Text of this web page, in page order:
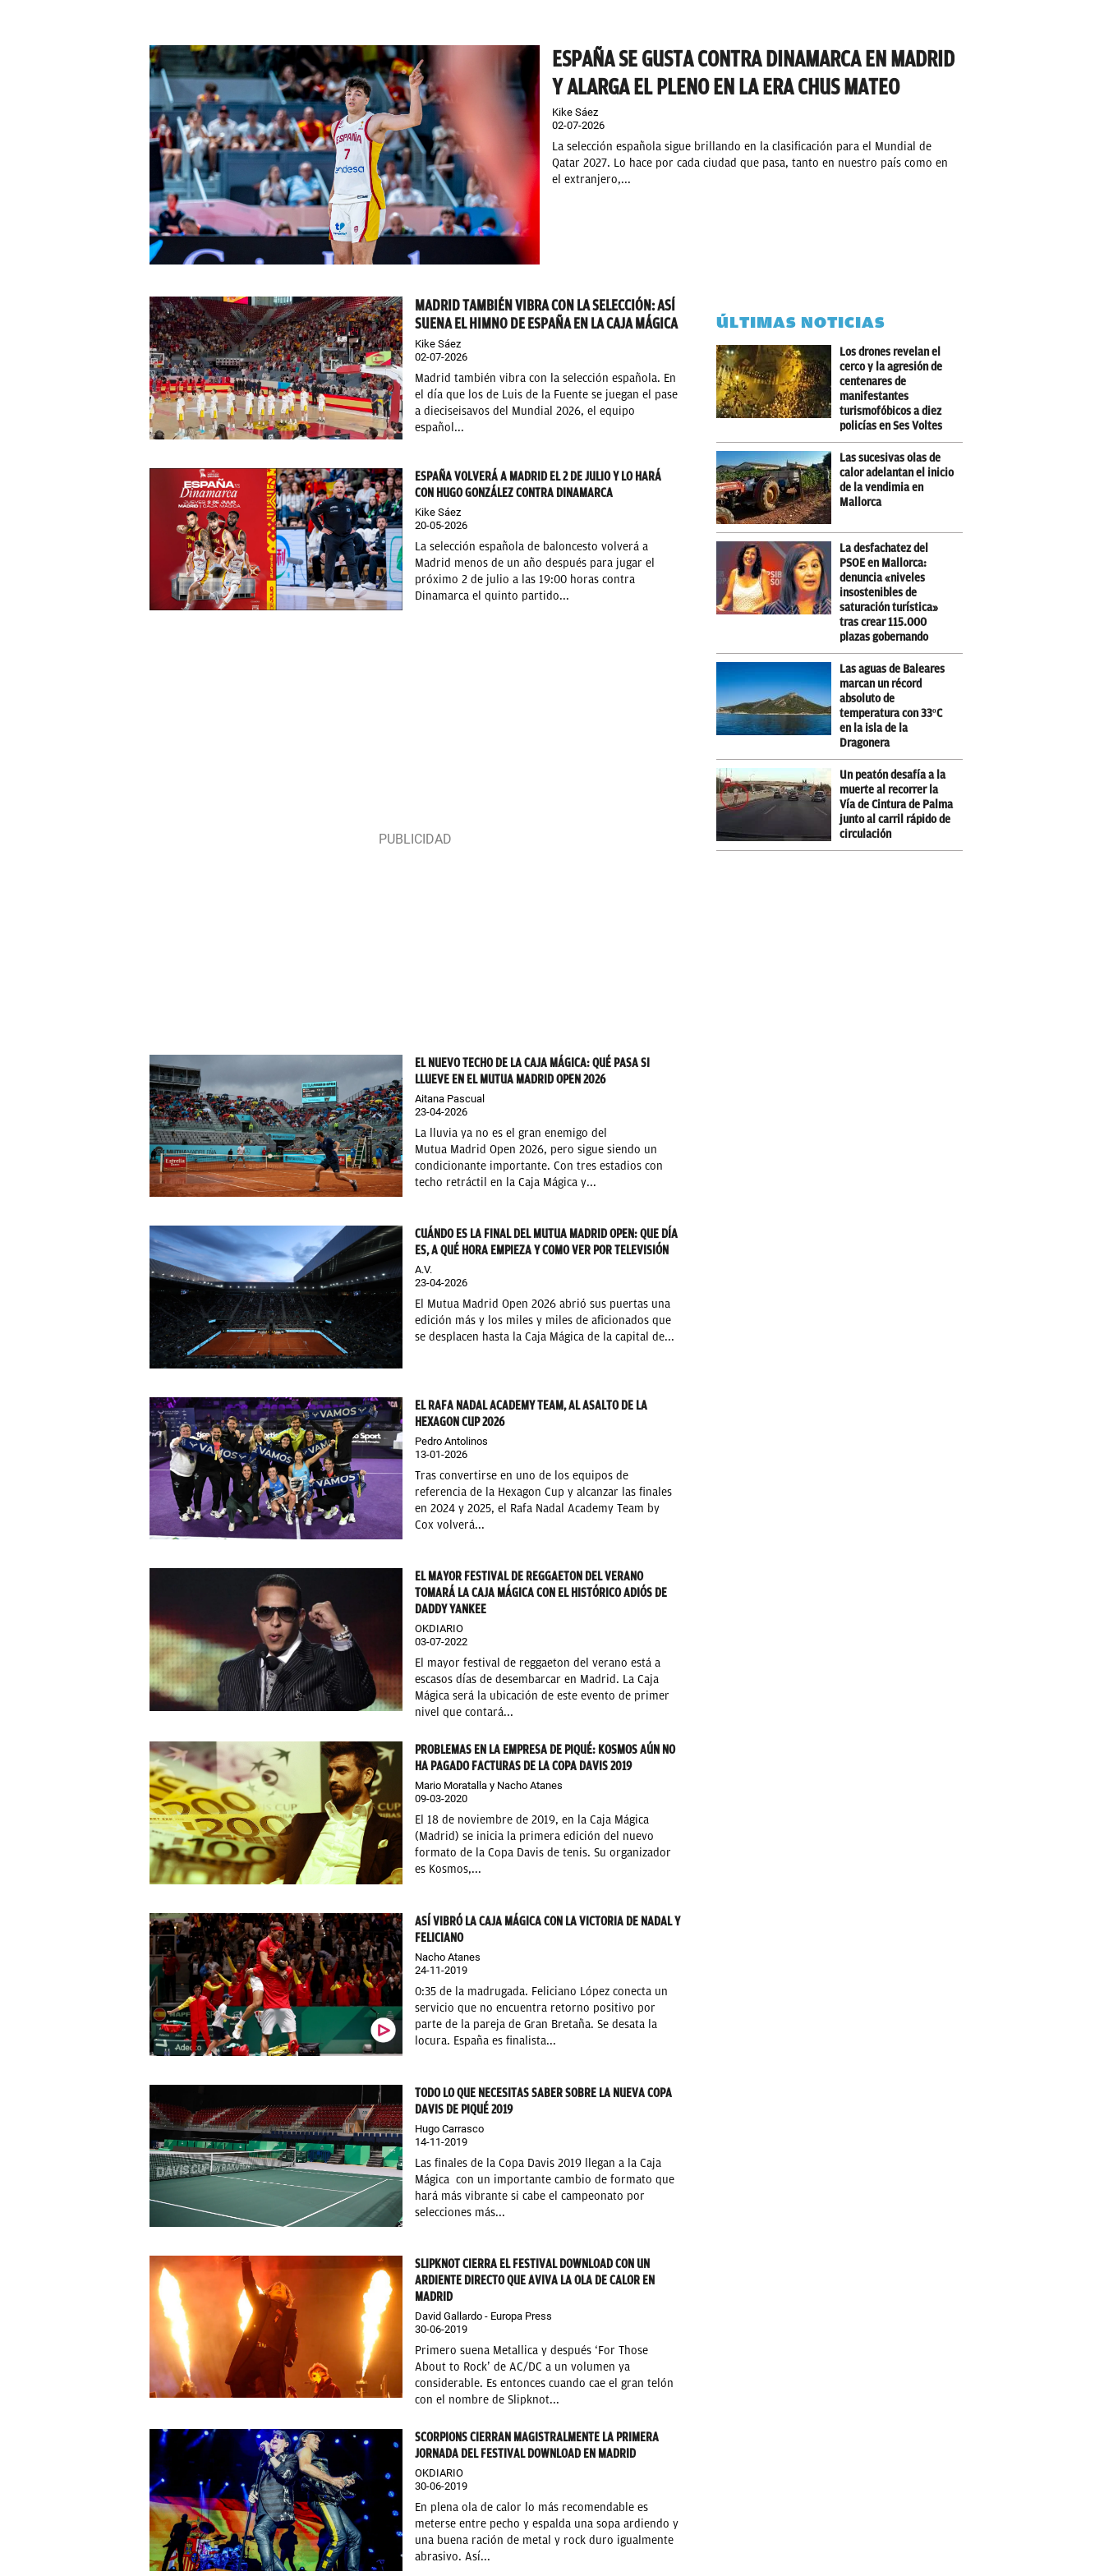
ESPAÑA SE GUSTA CONTRA DINAMARCA EN MADRID
Y ALARGA EL PLENO EN LA ERA CHUS MATEO
Kike Sáez
02-07-2026
La selección española sigue brillando en la clasificación para el Mundial de
Qatar 2027. Lo hace por cada ciudad que pasa, tanto en nuestro país como en
el extranjero,...
MADRID TAMBIÉN VIBRA CON LA SELECCIÓN: ASÍ
SUENA EL HIMNO DE ESPAÑA EN LA CAJA MÁGICA
Kike Sáez
02-07-2026
Madrid también vibra con la selección española. En
el día que los de Luis de la Fuente se juegan el pase
a dieciseisavos del Mundial 2026, el equipo
español...
ESPAÑA VOLVERÁ A MADRID EL 2 DE JULIO Y LO HARÁ
CON HUGO GONZÁLEZ CONTRA DINAMARCA
Kike Sáez
20-05-2026
La selección española de baloncesto volverá a
Madrid menos de un año después para jugar el
próximo 2 de julio a las 19:00 horas contra
Dinamarca el quinto partido...
EL NUEVO TECHO DE LA CAJA MÁGICA: QUÉ PASA SI
LLUEVE EN EL MUTUA MADRID OPEN 2026
Aitana Pascual
23-04-2026
La lluvia ya no es el gran enemigo del
Mutua Madrid Open 2026, pero sigue siendo un
condicionante importante. Con tres estadios con
techo retráctil en la Caja Mágica y...
CUÁNDO ES LA FINAL DEL MUTUA MADRID OPEN: QUE DÍA
ES, A QUÉ HORA EMPIEZA Y COMO VER POR TELEVISIÓN
A.V.
23-04-2026
El Mutua Madrid Open 2026 abrió sus puertas una
edición más y los miles y miles de aficionados que
se desplacen hasta la Caja Mágica de la capital de...
EL RAFA NADAL ACADEMY TEAM, AL ASALTO DE LA
HEXAGON CUP 2026
Pedro Antolinos
13-01-2026
Tras convertirse en uno de los equipos de
referencia de la Hexagon Cup y alcanzar las finales
en 2024 y 2025, el Rafa Nadal Academy Team by
Cox volverá...
EL MAYOR FESTIVAL DE REGGAETON DEL VERANO
TOMARÁ LA CAJA MÁGICA CON EL HISTÓRICO ADIÓS DE
DADDY YANKEE
OKDIARIO
03-07-2022
El mayor festival de reggaeton del verano está a
escasos días de desembarcar en Madrid. La Caja
Mágica será la ubicación de este evento de primer
nivel que contará...
PROBLEMAS EN LA EMPRESA DE PIQUÉ: KOSMOS AÚN NO
HA PAGADO FACTURAS DE LA COPA DAVIS 2019
Mario Moratalla y Nacho Atanes
09-03-2020
El 18 de noviembre de 2019, en la Caja Mágica
(Madrid) se inicia la primera edición del nuevo
formato de la Copa Davis de tenis. Su organizador
es Kosmos,...
ASÍ VIBRÓ LA CAJA MÁGICA CON LA VICTORIA DE NADAL Y
FELICIANO
Nacho Atanes
24-11-2019
0:35 de la madrugada. Feliciano López conecta un
servicio que no encuentra retorno positivo por
parte de la pareja de Gran Bretaña. Se desata la
locura. España es finalista...
TODO LO QUE NECESITAS SABER SOBRE LA NUEVA COPA
DAVIS DE PIQUÉ 2019
Hugo Carrasco
14-11-2019
Las finales de la Copa Davis 2019 llegan a la Caja
Mágica con un importante cambio de formato que
hará más vibrante si cabe el campeonato por
selecciones más...
SLIPKNOT CIERRA EL FESTIVAL DOWNLOAD CON UN
ARDIENTE DIRECTO QUE AVIVA LA OLA DE CALOR EN
MADRID
David Gallardo - Europa Press
30-06-2019
Primero suena Metallica y después ‘For Those
About to Rock’ de AC/DC a un volumen ya
considerable. Es entonces cuando cae el gran telón
con el nombre de Slipknot...
SCORPIONS CIERRAN MAGISTRALMENTE LA PRIMERA
JORNADA DEL FESTIVAL DOWNLOAD EN MADRID
OKDIARIO
30-06-2019
En plena ola de calor lo más recomendable es
meterse entre pecho y espalda una sopa ardiendo y
una buena ración de metal y rock duro igualmente
abrasivo. Así...
ÚLTIMAS NOTICIAS
Los drones revelan el
cerco y la agresión de
centenares de
manifestantes
turismofóbicos a diez
policías en Ses Voltes
Las sucesivas olas de
calor adelantan el inicio
de la vendimia en
Mallorca
La desfachatez del
PSOE en Mallorca:
denuncia «niveles
insostenibles de
saturación turística»
tras crear 115.000
plazas gobernando
Las aguas de Baleares
marcan un récord
absoluto de
temperatura con 33ºC
en la isla de la
Dragonera
Un peatón desafía a la
muerte al recorrer la
Vía de Cintura de Palma
junto al carril rápido de
circulación